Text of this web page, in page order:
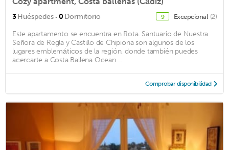
3Huéspedes · 0 Dormitorio 9 Excepcional (2)
Este apartamento se encuentra en Rota. Santuario de Nuestra
Señora de Regla y Castillo de Chipiona son algunos de los
lugares emblemáticos de la región, donde también puedes
acercarte a Costa Ballena Ocean ...
Comprobar disponibilidad